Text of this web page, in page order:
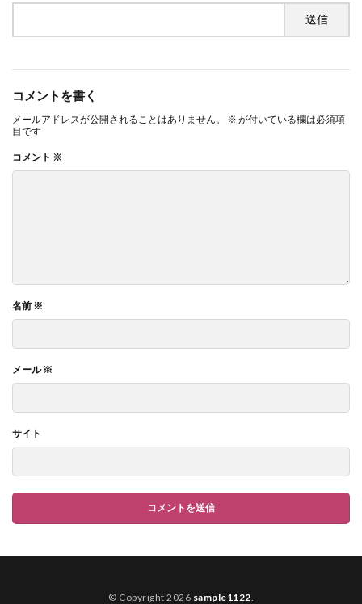
コメントを書く
メールアドレスが公開されることはありません。 ※ が付いている欄は必須項
目です
コメント ※
名前 ※
メール※
サイト
© Copyright 2026 sample1122.